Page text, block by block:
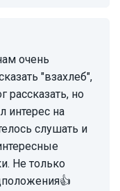
"взахлеб",
рассказать, но
интерес на
слушать и
Не только